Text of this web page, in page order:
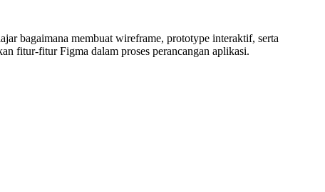
bagaimana membuat wireframe, prototype interaktif, serta
fitur-fitur Figma dalam proses perancangan aplikasi.